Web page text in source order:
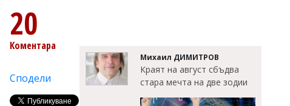
20
Коментара
Сподели
Михаил ДИМИТРОВ
Краят на август сбъдва
стара мечта на две зодии